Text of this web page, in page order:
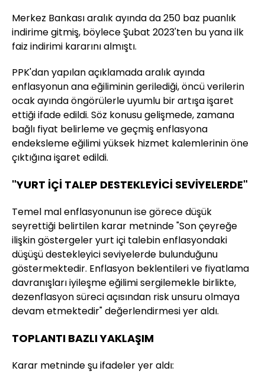
Merkez Bankası aralık ayında da 250 baz puanlık
indirime gitmiş, böylece Şubat 2023'ten bu yana ilk
faiz indirimi kararını almıştı.
PPK'dan yapılan açıklamada aralık ayında
enflasyonun ana eğiliminin gerilediği, öncü verilerin
ocak ayında öngörülerle uyumlu bir artışa işaret
ettiği ifade edildi. Söz konusu gelişmede, zamana
bağlı fiyat belirleme ve geçmiş enflasyona
endeksleme eğilimi yüksek hizmet kalemlerinin öne
çıktığına işaret edildi.
"YURT İÇİ TALEP DESTEKLEYİCİ SEVİYELERDE"
Temel mal enflasyonunun ise görece düşük
seyrettiği belirtilen karar metninde "Son çeyreğe
ilişkin göstergeler yurt içi talebin enflasyondaki
düşüşü destekleyici seviyelerde bulunduğunu
göstermektedir. Enflasyon beklentileri ve fiyatlama
davranışları iyileşme eğilimi sergilemekle birlikte,
dezenflasyon süreci açısından risk unsuru olmaya
devam etmektedir" değerlendirmesi yer aldı.
TOPLANTI BAZLI YAKLAŞIM
Karar metninde şu ifadeler yer aldı: